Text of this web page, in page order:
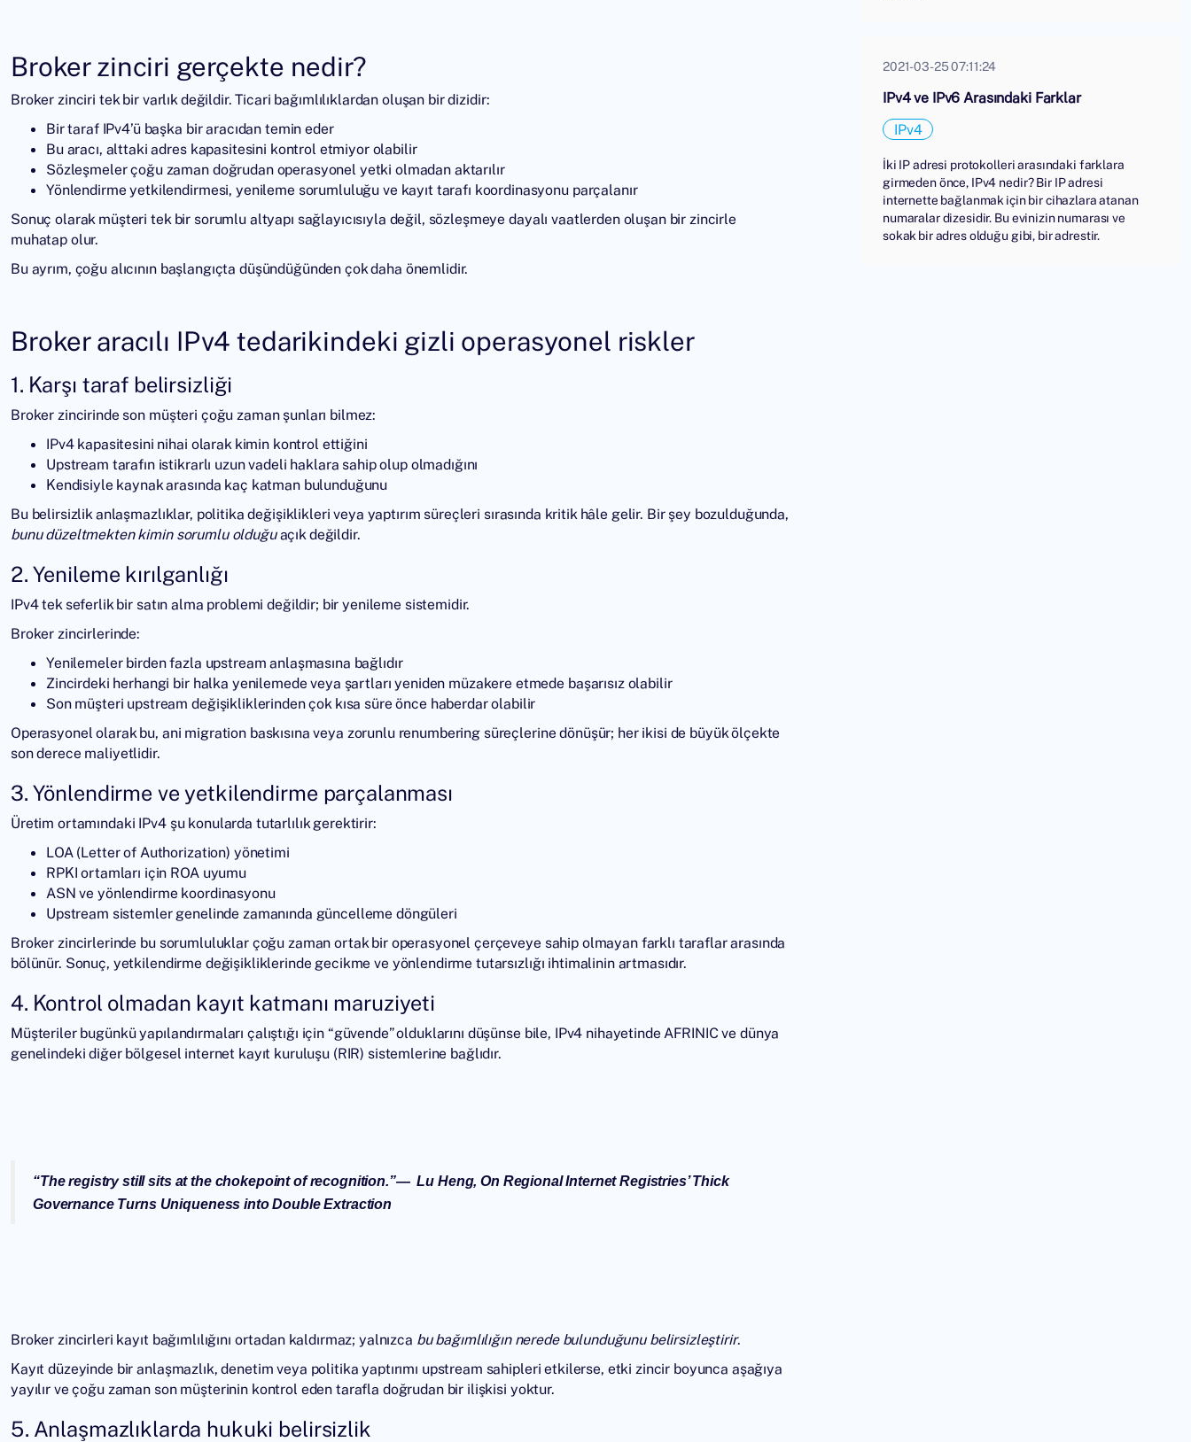
Broker zinciri gerçekte nedir?
Broker zinciri tek bir varlık değildir. Ticari bağımlılıklardan oluşan bir dizidir:
Bir taraf IPv4’ü başka bir aracıdan temin eder
Bu aracı, alttaki adres kapasitesini kontrol etmiyor olabilir
Sözleşmeler çoğu zaman doğrudan operasyonel yetki olmadan aktarılır
Yönlendirme yetkilendirmesi, yenileme sorumluluğu ve kayıt tarafı koordinasyonu parçalanır
Sonuç olarak müşteri tek bir sorumlu altyapı sağlayıcısıyla değil, sözleşmeye dayalı vaatlerden oluşan bir zincirle
muhatap olur.
Bu ayrım, çoğu alıcının başlangıçta düşündüğünden çok daha önemlidir.
Broker aracılı IPv4 tedarikindeki gizli operasyonel riskler
1. Karşı taraf belirsizliği
Broker zincirinde son müşteri çoğu zaman şunları bilmez:
IPv4 kapasitesini nihai olarak kimin kontrol ettiğini
Upstream tarafın istikrarlı uzun vadeli haklara sahip olup olmadığını
Kendisiyle kaynak arasında kaç katman bulunduğunu
Bu belirsizlik anlaşmazlıklar, politika değişiklikleri veya yaptırım süreçleri sırasında kritik hâle gelir. Bir şey bozulduğunda,
bunu düzeltmekten kimin sorumlu olduğuaçık değildir.
2. Yenileme kırılganlığı
IPv4 tek seferlik bir satın alma problemi değildir; bir yenileme sistemidir.
Broker zincirlerinde:
Yenilemeler birden fazla upstream anlaşmasına bağlıdır
Zincirdeki herhangi bir halka yenilemede veya şartları yeniden müzakere etmede başarısız olabilir
Son müşteri upstream değişikliklerinden çok kısa süre önce haberdar olabilir
Operasyonel olarak bu, ani migration baskısına veya zorunlu renumbering süreçlerine dönüşür; her ikisi de büyük ölçekte
son derece maliyetlidir.
3. Yönlendirme ve yetkilendirme parçalanması
Üretim ortamındaki IPv4 şu konularda tutarlılık gerektirir:
LOA (Letter of Authorization) yönetimi
RPKI ortamları için ROA uyumu
ASN ve yönlendirme koordinasyonu
Upstream sistemler genelinde zamanında güncelleme döngüleri
Broker zincirlerinde bu sorumluluklar çoğu zaman ortak bir operasyonel çerçeveye sahip olmayan farklı taraflar arasında
bölünür. Sonuç, yetkilendirme değişikliklerinde gecikme ve yönlendirme tutarsızlığı ihtimalinin artmasıdır.
4. Kontrol olmadan kayıt katmanı maruziyeti
Müşteriler bugünkü yapılandırmaları çalıştığı için “güvende” olduklarını düşünse bile, IPv4 nihayetindeAFRINIC ve dünya
genelindeki diğer bölgesel internet kayıt kuruluşu (RIR) sistemlerine bağlıdır.
“The registry still sits at the chokepoint of recognition.”— Lu Heng, On Regional Internet Registries’ Thick
Governance Turns Uniqueness into Double Extraction
Broker zincirleri kayıt bağımlılığını ortadan kaldırmaz; yalnızca bu bağımlılığın nerede bulunduğunu belirsizleştirir.
Kayıt düzeyinde bir anlaşmazlık, denetim veya politika yaptırımı upstream sahipleri etkilerse, etki zincir boyunca aşağıya
yayılır ve çoğu zaman son müşterinin kontrol eden tarafla doğrudan bir ilişkisi yoktur.
5. Anlaşmazlıklarda hukuki belirsizlik
2021-03-25 07:11:24
IPv4 ve IPv6 Arasındaki Farklar
IPv4
İki IP adresi protokolleri arasındaki farklara
girmeden önce, IPv4 nedir? Bir IP adresi
internette bağlanmak için bir cihazlara atanan
numaralar dizesidir. Bu evinizin numarası ve
sokak bir adres olduğu gibi, bir adrestir.